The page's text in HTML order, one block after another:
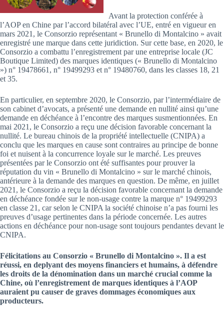
Avant la protection conférée à
l’AOP en Chine par l’accord bilatéral avec l’UE, entré en vigueur en
mars 2021, le Consorzio représentant « Brunello di Montalcino » avait
enregistré une marque dans cette juridiction. Sur cette base, en 2020, le
Consorzio a combattu l’enregistrement par une entreprise locale (JC
Boutique Limited) des marques identiques (« Brunello di Montalcino
») n° 19478661, n° 19499293 et n° 19480760, dans les classes 18, 21
et 35.
En particulier, en septembre 2020, le Consorzio, par l’intermédiaire de
son cabinet d’avocats, a présenté une demande en nullité ainsi qu’une
demande en déchéance à l’encontre des marques susmentionnées. En
mai 2021, le Consorzio a reçu une décision favorable concernant la
nullité. Le bureau chinois de la propriété intellectuelle (CNIPA) a
conclu que les marques en cause sont contraires au principe de bonne
foi et nuisent à la concurrence loyale sur le marché. Les preuves
présentées par le Consorzio ont été suffisantes pour prouver la
réputation du vin « Brunello di Montalcino » sur le marché chinois,
antérieure à la demande des marques en question. De même, en juillet
2021, le Consorzio a reçu la décision favorable concernant la demande
en déchéance fondée sur le non-usage contre la marque n° 19499293
en classe 21, car selon le CNIPA la société chinoise n’a pas fourni les
preuves d’usage pertinentes dans la période concernée. Les autres
actions en déchéance pour non-usage sont toujours pendantes devant le
CNIPA.
Félicitations au Consorzio « Brunello di Montalcino ». Il a est
réussi, en deplyant des moyens financiers et humains, à défendre
les droits de la dénomination dans un marché crucial comme la
Chine, où l’enregistrement de marques identiques à l’AOP
auraient pu causer de graves dommages économiques aux
producteurs.